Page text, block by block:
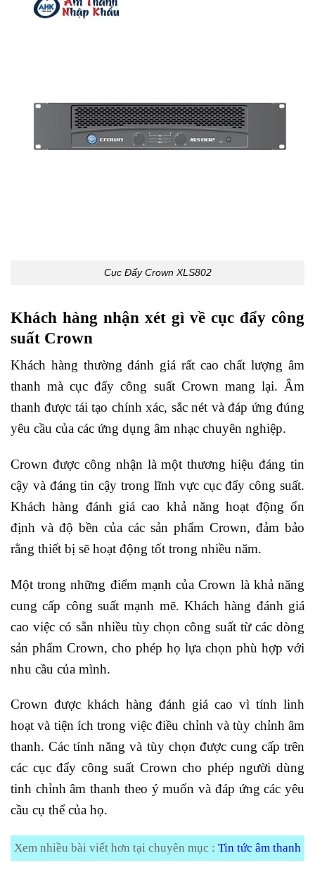
Cục Đẩy Crown XLS802
Khách hàng nhận xét gì về cục đẩy công
suất Crown
Khách hàng thường đánh giá rất cao chất lượng âm
thanh mà cục đẩy công suất Crown mang lại. Âm
thanh được tái tạo chính xác, sắc nét và đáp ứng đúng
yêu cầu của các ứng dụng âm nhạc chuyên nghiệp.
Crown được công nhận là một thương hiệu đáng tin
cậy và đáng tin cậy trong lĩnh vực cục đẩy công suất.
Khách hàng đánh giá cao khả năng hoạt động ổn
định và độ bền của các sản phẩm Crown, đảm bảo
rằng thiết bị sẽ hoạt động tốt trong nhiều năm.
Một trong những điểm mạnh của Crown là khả năng
cung cấp công suất mạnh mẽ. Khách hàng đánh giá
cao việc có sẵn nhiều tùy chọn công suất từ các dòng
sản phẩm Crown, cho phép họ lựa chọn phù hợp với
nhu cầu của mình.
Crown được khách hàng đánh giá cao vì tính linh
hoạt và tiện ích trong việc điều chỉnh và tùy chỉnh âm
thanh. Các tính năng và tùy chọn được cung cấp trên
các cục đẩy công suất Crown cho phép người dùng
tinh chỉnh âm thanh theo ý muốn và đáp ứng các yêu
cầu cụ thể của họ.
Xem nhiều bài viết hơn tại chuyên mục : Tin tức âm thanh